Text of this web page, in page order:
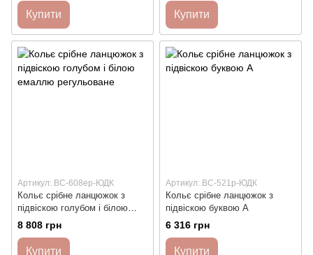
Купити Купити
Артикул: ВС-608ер-ЮДК
Кольє срібне ланцюжок з
підвіскою голубом і білою
емаллю регульоване
8 808 грн
Купити
Артикул: ВС-521р-ЮДК
Кольє срібне ланцюжок з
підвіскою буквою А
6 316 грн
Купити